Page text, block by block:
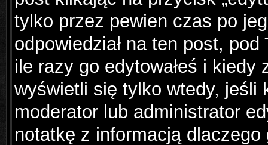
tylko przez pewien czas po
odpowiedział na ten post,
ile razy go edytowałeś i kiedy
wyświetli się tylko wtedy, jeśli
moderator lub administrator
notatkę z informacją